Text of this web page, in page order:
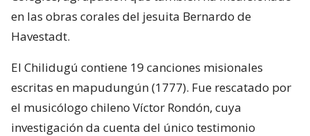
en las obras corales del jesuita Bernardo de
Havestadt.
El Chilidugú contiene 19 canciones misionales
escritas en mapudungún (1777). Fue rescatado por
el musicólogo chileno Víctor Rondón, cuya
investigación da cuenta del único testimonio